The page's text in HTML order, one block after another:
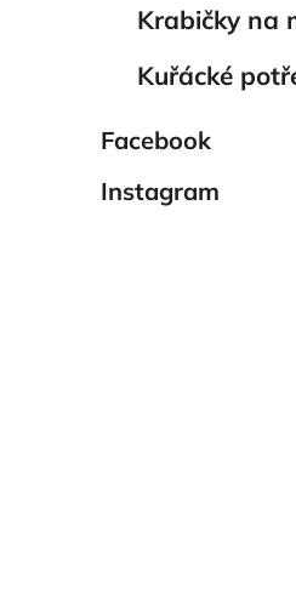
Krabičky na
Kuřácké
Facebook
Instagram